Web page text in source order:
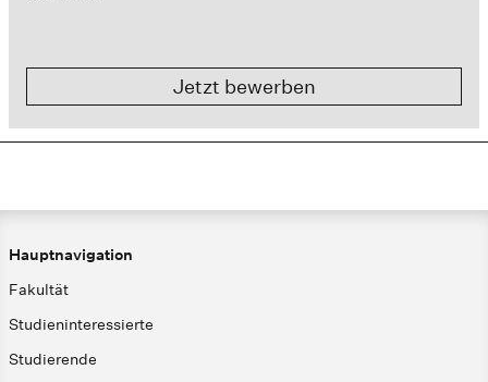
Jetzt bewerben
Hauptnavigation
Fakultät
Studieninteressierte
Studierende